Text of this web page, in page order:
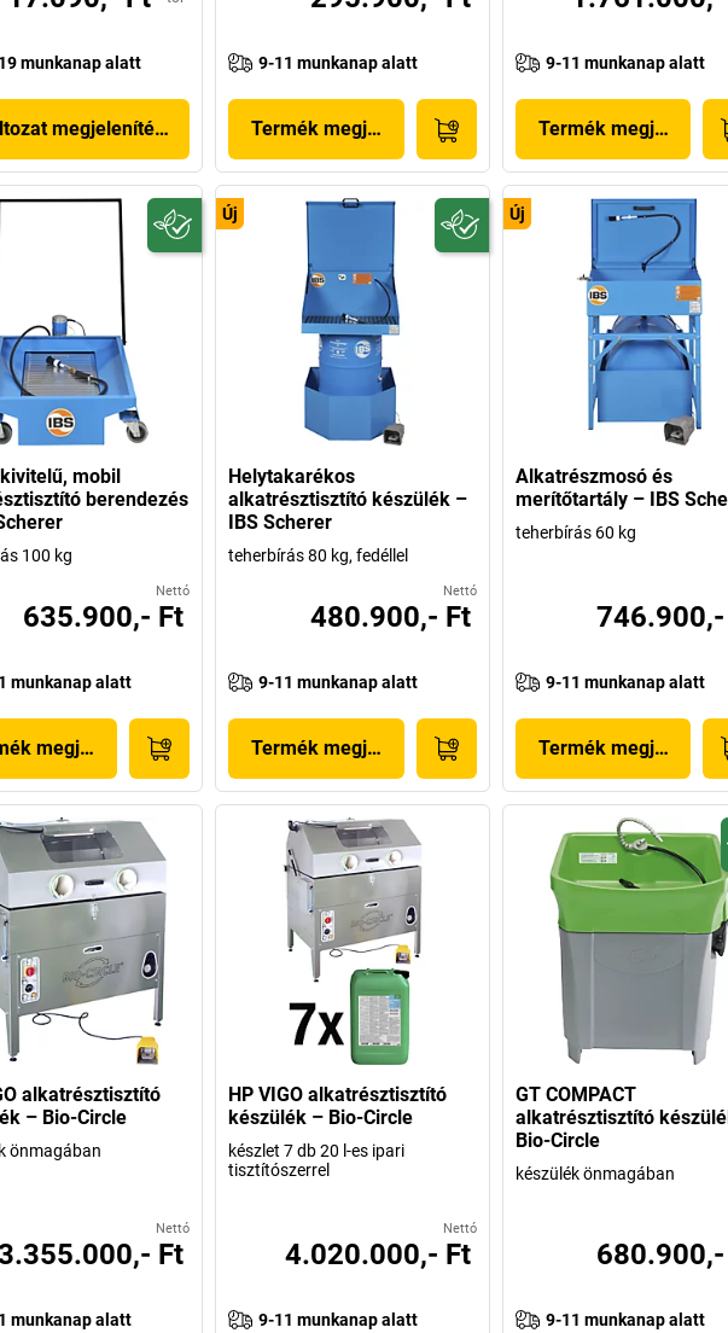
munkanap alatt
megjelenítése
9-11 munkanap alatt
Termék megjelenítése
9-11 munkanap alatt
Termék
mobil
berendezés
100 kg
Nettó
635.900,- Ft
munkanap alatt
megjelenítése
Új
Helytakarékos
alkatrésztisztító készülék –
IBS Scherer
teherbírás 80 kg, fedéllel
Nettó
480.900,- Ft
9-11 munkanap alatt
Termék megjelenítése
Új
Alkatrészmosó és
merítőtartály – IBS
teherbírás 60 kg
9-11 munkanap alatt
Termék
alkatrésztisztító
– Bio-Circle
önmagában
Nettó
Ft
munkanap alatt
HP VIGO alkatrésztisztító
készülék – Bio-Circle
készlet 7 db 20 l-es ipari
tisztítószerrel
Nettó
4.020.000,- Ft
9-11 munkanap alatt
GT COMPACT
alkatrésztisztító
Bio-Circle
készülék önmagában
9-11 munkanap alatt